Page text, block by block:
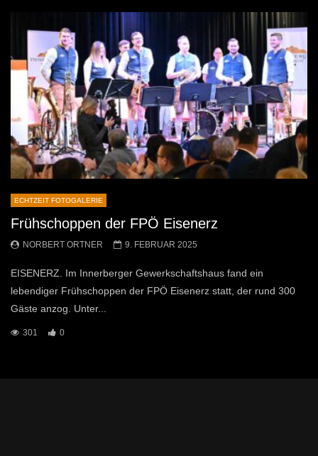
ECHTZEIT FOTOGALERIE
Frühschoppen der FPÖ Eisenerz
NORBERT ORTNER 9. FEBRUAR 2025
EISENERZ. Im Innerberger Gewerkschaftshaus fand ein
lebendiger Frühschoppen der FPÖ Eisenerz statt, der rund 300
Gäste anzog. Unter...
301 0